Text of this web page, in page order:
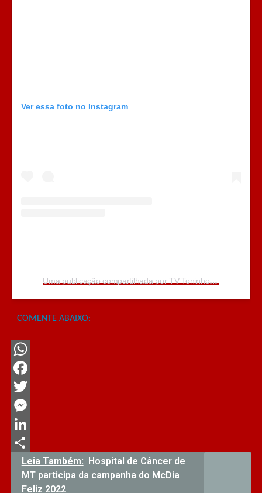
Ver essa foto no Instagram
Uma publicação compartilhada por TV Toninho de Souza (@toninhodesouzamt)
COMENTE ABAIXO:
WhatsApp
Facebook
Twitter
Messenger
LinkedIn
Share
Leia Também: Hospital de Câncer de
MT participa da campanha do McDia
Feliz 2022